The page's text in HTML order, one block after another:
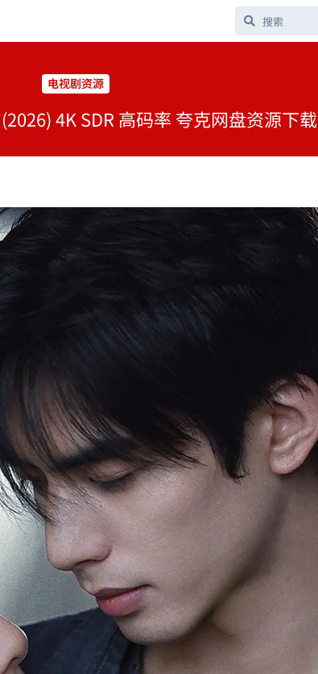
电视剧资源
4K SDR 高码率 夸克网盘资源下载